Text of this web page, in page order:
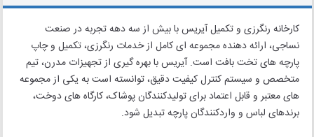
کارخانه رنگرزی و تکمیل آیریس با بیش از سه دهه تجربه در صنعت
نساجی، ارائه دهنده مجموعه ای کامل از خدمات رنگرزی، تکمیل و چاپ
پارچه های تخت بافت است. آیریس با بهره گیری از تجهیزات مدرن، تیم
متخصص و سیستم کنترل کیفیت دقیق، توانسته است به یکی از مجموعه
های معتبر و قابل اعتماد برای تولیدکنندگان پوشاک، کارگاه های دوخت،
برندهای لباس و واردکنندگان پارچه تبدیل شود.